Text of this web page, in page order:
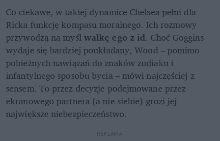
Co ciekawe, w takiej dynamice Chelsea pełni dla
Ricka funkcję kompasu moralnego. Ich rozmowy
przywodzą na myśl walkę ego z id. Choć Goggins
wydaje się bardziej poukładany, Wood – pomimo
pobieżnych nawiązań do znaków zodiaku i
infantylnego sposobu bycia – mówi najczęściej z
sensem. To przez decyzje podejmowane przez
ekranowego partnera (a nie siebie) grozi jej
największe niebezpieczeństwo.
REKLAMA